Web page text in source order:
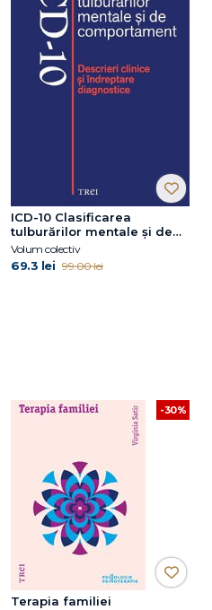
ICD-10 Clasificarea
tulburărilor mentale şi de
comportament. Descrieri
clinice şi îndreptare
diagnostice
Volum colectiv
69.3 lei 99.00 lei
-30%
Terapia familiei